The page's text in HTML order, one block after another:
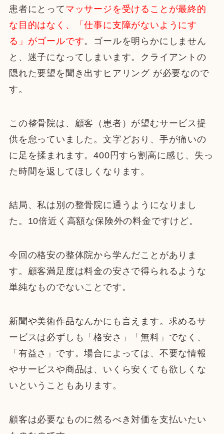
患者にとって マッサージを受けることが最終的
な目的はなく、「仕事に支障がないようにす
る」がゴールです。ゴールを明らかにしません
と、迷子になってしまいます。クライアントの
隠れた要望を聞き出すヒアリング が必要なので
す。
この整骨院は、顧客（患者）が望むサービス提
供を怠っていました。文字どおり、手が痛いの
に足を揉まれます。400円すら割高に感じ、失っ
た時間を返してほしくなります。
結局、私は別の整骨院に通うようになりまし
た。10倍近く高額な保険外の料金ですけど。
今回の格安の整体院から学んだことがありま
す。顧客満足度は料金の安さで得られるような
単純なものでないことです。
新聞や美術作品なんかにも言えます。求めるサ
ービスは必ずしも「格安さ」「無料」でなく、
「有益さ」です。場合によっては、不要な情報
やサービスや商品は、いくら安くても欲しくな
いということもあります。
顧客は必要なものに然るべき対価を支払いたい